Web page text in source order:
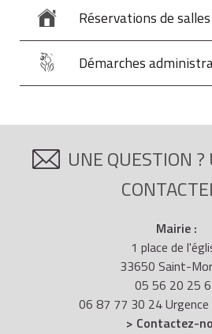
Réservations de salles
Démarches
UNE QUESTION ?
Mairie :
1 place de
33650 Saint-
05 56 20 25
06 87 77 30 24
> Contactez-